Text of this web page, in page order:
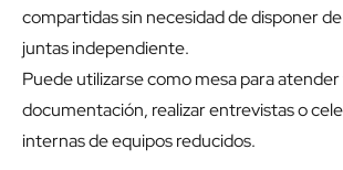
compartidas sin necesidad de disponer
juntas independiente.
Puede utilizarse como mesa para atender
documentación, realizar entrevistas o
internas de equipos reducidos.